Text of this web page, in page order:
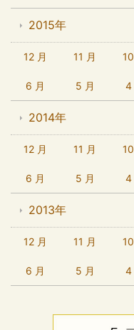
2015年
12 月 11 月
6 月 5 月 4
2014年
12 月 11 月
6 月 5 月 4
2013年
12 月 11 月
6 月 5 月 4